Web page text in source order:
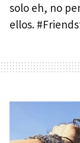
solo eh, no
ellos.